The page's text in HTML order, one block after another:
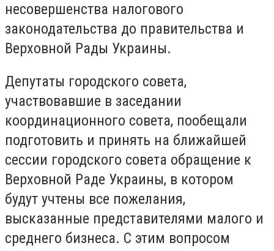
несовершенства налогового
законодательства до правительства и
Верховной Рады Украины.
Депутаты городского совета,
участвовавшие в заседании
координационного совета, пообещали
подготовить и принять на ближайшей
сессии городского совета обращение к
Верховной Раде Украины, в котором
будут учтены все пожелания,
высказанные представителями малого и
среднего бизнеса. С этим вопросом